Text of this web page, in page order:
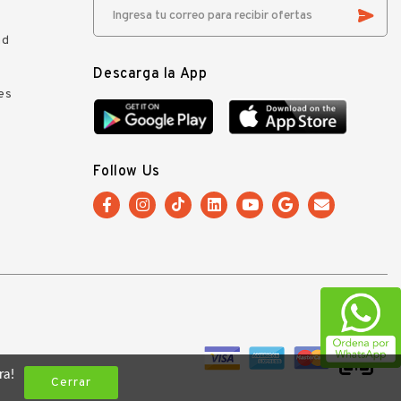
Cerrar
Descarga la App
Follow Us